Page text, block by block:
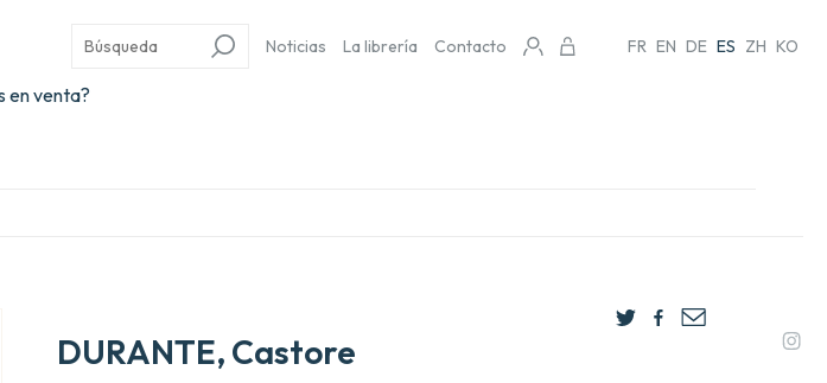
en venta?
Noticias La librería Contacto FR EN DE ES ZH KO
DURANTE, Castore